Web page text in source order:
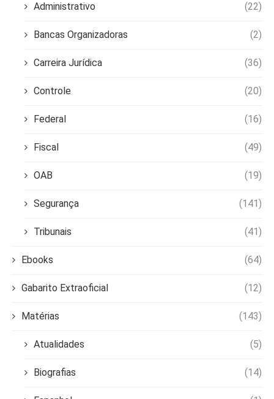
Administrativo (22)
Bancas Organizadoras (2)
Carreira Jurídica (36)
Controle (20)
Federal (16)
Fiscal (49)
OAB (19)
Segurança (141)
Tribunais (41)
Ebooks (64)
Gabarito Extraoficial (12)
Matérias (143)
Atualidades (5)
Biografias (14)